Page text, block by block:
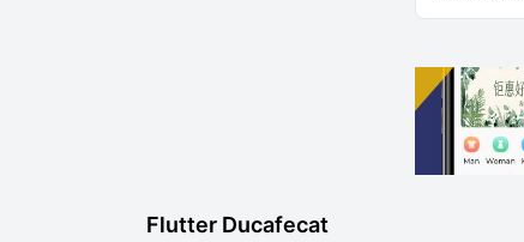
Flutter Ducafecat